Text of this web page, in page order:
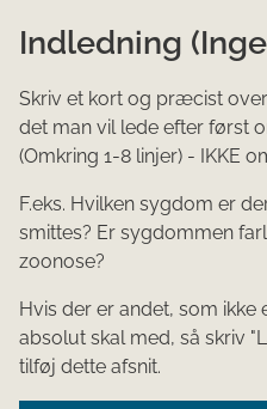
Indledning
Skriv et kort og præcist
det man vil lede efter først
(Omkring 1-8 linjer) - IKKE
F.eks. Hvilken sygdom er
smittes? Er sygdommen
zoonose?
Hvis der er andet, som ikke
absolut skal med, så skriv
tilføj dette afsnit.